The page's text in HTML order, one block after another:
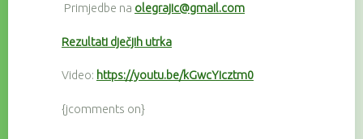
Primjedbe na olegrajic@gmail.com
Rezultati dječjih utrka
Video: https://youtu.be/kGwcYicztm0
{jcomments on}